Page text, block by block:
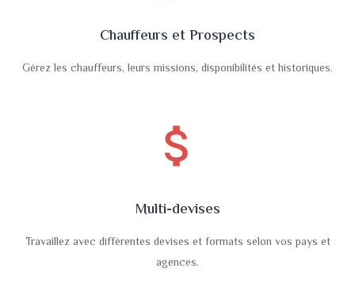
Chauffeurs et Prospects
Gérez les chauffeurs, leurs missions, disponibilités et historiques.
attach_money
Multi-devises
Travaillez avec différentes devises et formats selon vos pays et
agences.